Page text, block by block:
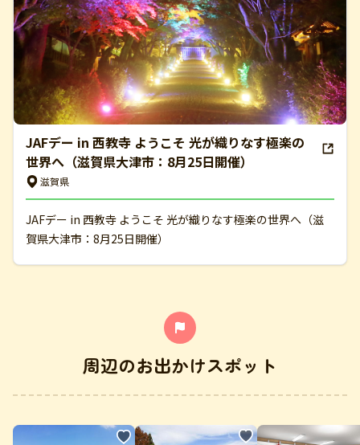
JAFデー in 西教寺 ようこそ 光が織りなす極楽の
世界へ（滋賀県大津市：8月25日開催）
滋賀県
JAFデー in 西教寺 ようこそ 光が織りなす極楽の世界へ（滋
賀県大津市：8月25日開催）
周辺のお出かけスポット